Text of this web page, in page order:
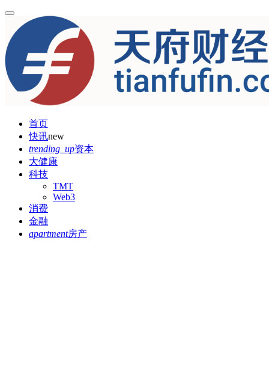
首页
快讯new
trending_up资本
大健康
科技
TMT
Web3
消费
金融
apartment房产